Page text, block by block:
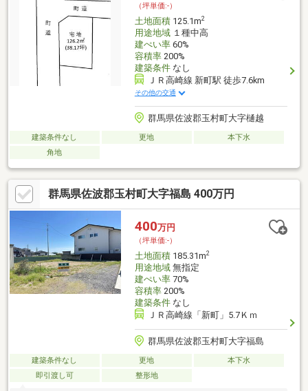
（坪単価:-）
土地面積125.1m2
用途地域１種中高
建ぺい率60%
容積率200%
建築条件なし
ＪＲ高崎線 新町駅 徒歩7.6km
その他の交通
群馬県佐波郡玉村町大字樋越
建築条件なし 更地
本下水
角地
群馬県佐波郡玉村町大字福島 400万円
400万円
（坪単価:-）
土地面積185.31m2
用途地域無指定
建ぺい率70%
容積率200%
建築条件なし
ＪＲ高崎線「新町」5.7Ｋｍ
群馬県佐波郡玉村町大字福島
建築条件なし 更地
本下水
即引渡し可
整形地